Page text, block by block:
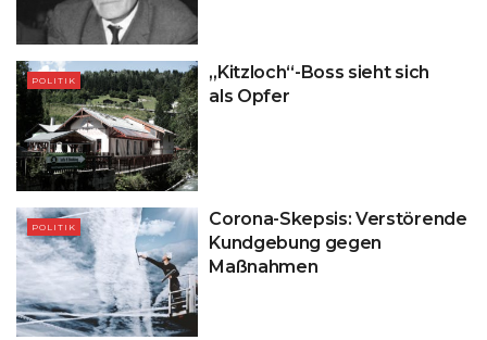
POLITIK
„Kitzloch“-Boss sieht sich
als Opfer
POLITIK
Corona-Skepsis: Verstörende
Kundgebung gegen
Maßnahmen